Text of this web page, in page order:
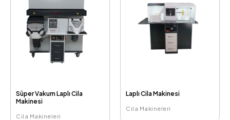
Süper Vakum Laplı Cila
Makinesi
Cila Makineleri
Laplı Cila Makinesi
Cila Makineleri